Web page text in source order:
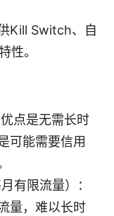
Kill Switch、自
性。
点是无需长时
可能需要信用
有限流量）：
量，难以长时